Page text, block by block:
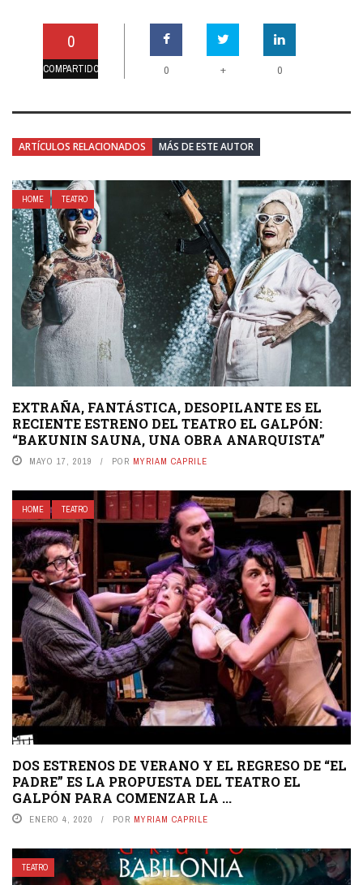
0
COMPARTIDO 0 + 0
ARTÍCULOS RELACIONADOS MÁS DE ESTE AUTOR
HOME TEATRO
EXTRAÑA, FANTÁSTICA, DESOPILANTE ES EL
RECIENTE ESTRENO DEL TEATRO EL GALPÓN:
“BAKUNIN SAUNA, UNA OBRA ANARQUISTA”
MAYO 17, 2019 POR MYRIAM CAPRILE
HOME TEATRO
DOS ESTRENOS DE VERANO Y EL REGRESO DE “EL
PADRE” ES LA PROPUESTA DEL TEATRO EL
GALPÓN PARA COMENZAR LA ...
ENERO 4, 2020 POR MYRIAM CAPRILE
TEATRO